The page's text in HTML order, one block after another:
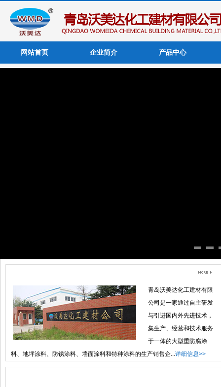
网站首页 企业简介 产品中心
青岛沃美达化工建材有限
公司是一家通过自主研发
与引进国内外先进技术，
集生产、经营和技术服务
于一体的大型重防腐涂
料、地坪涂料、防锈涂料、墙面涂料和特种涂料的生产销售企...详细信息>>
各色丙烯酸聚氨酯面漆